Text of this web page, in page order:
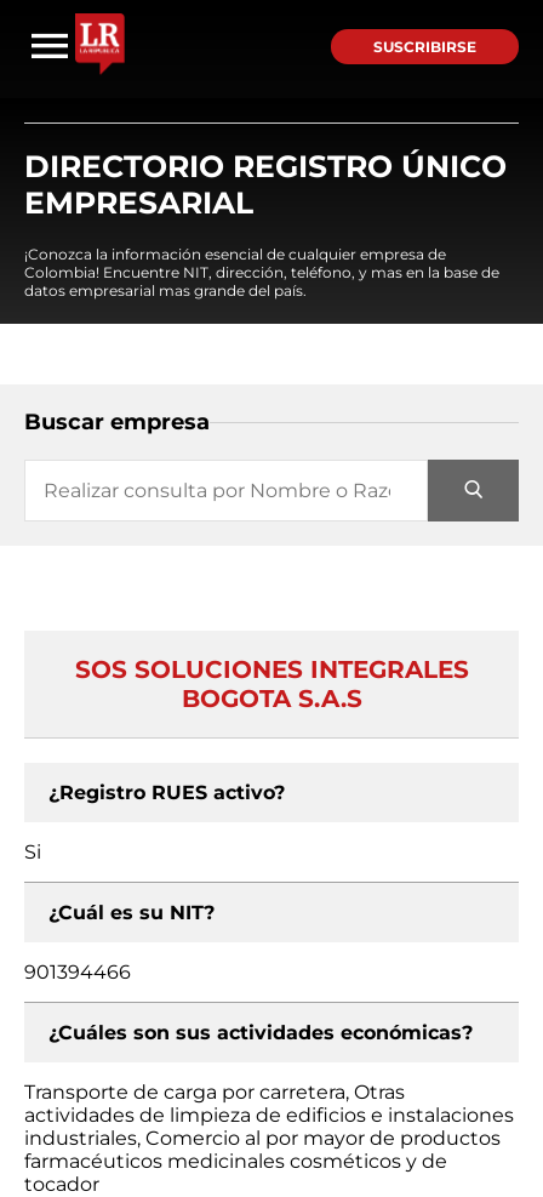
SUSCRIBIRSE
DIRECTORIO REGISTRO ÚNICO
EMPRESARIAL
¡Conozca la información esencial de cualquier empresa de
Colombia! Encuentre NIT, dirección, teléfono, y mas en la base de
datos empresarial mas grande del país.
Buscar empresa
SOS SOLUCIONES INTEGRALES
BOGOTA S.A.S
¿Registro RUES activo?
Si
¿Cuál es su NIT?
901394466
¿Cuáles son sus actividades económicas?
Transporte de carga por carretera, Otras
actividades de limpieza de edificios e instalaciones
industriales, Comercio al por mayor de productos
farmacéuticos medicinales cosméticos y de
tocador